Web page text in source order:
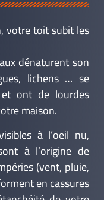
votre toit subit les
dénaturent son
lichens … se
ont de lourdes
maison.
à l’oeil nu,
à l’origine de
(vent, pluie,
en cassures